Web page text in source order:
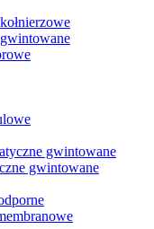
gwintowane
gwintowane